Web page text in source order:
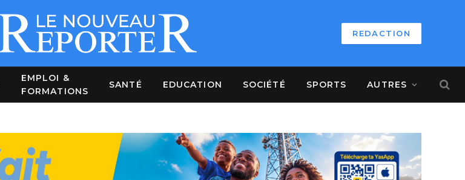
REDACTION
EMPLOI &
FORMATIONS
SANTÉ EDUCATION SOCIÉTÉ SPORTS AUTRES